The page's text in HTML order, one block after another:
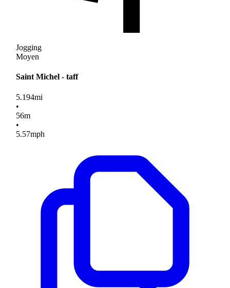
Jogging
Moyen
Saint Michel - taff
5.194mi
•
56m
•
5.57mph